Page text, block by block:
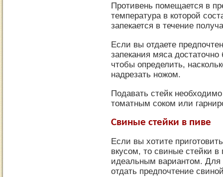
Противень помещается в
температура в которой
запекается в течение
Если вы отдаете
запекания мяса
чтобы определить,
надрезать ножом.
Подавать стейк
томатным соком или
Свиные стейки в пиве
Если вы хотите
вкусом, то свиные стейки
идеальным вариантом. Для
отдать предпочтение